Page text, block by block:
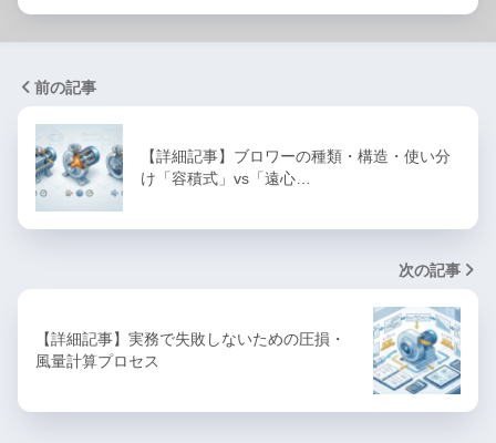
前の記事
【詳細記事】ブロワーの種類・構造・使い分
け「容積式」vs「遠心…
次の記事
【詳細記事】実務で失敗しないための圧損・
風量計算プロセス